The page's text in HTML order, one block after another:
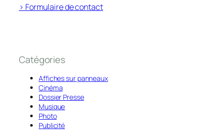
> Formulaire de contact
Catégories
Affiches sur panneaux
Cinéma
Dossier Presse
Musique
Photo
Publicité